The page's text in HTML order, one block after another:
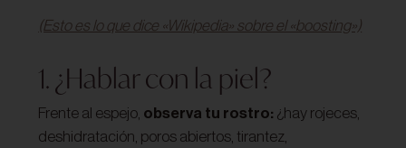
(Esto es lo que dice «Wikipedia» sobre el «boosting»)
1. ¿Hablar con la piel?
Frente al espejo, observa tu rostro: ¿hay rojeces,
deshidratación, poros abiertos, tirantez,